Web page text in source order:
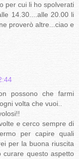
per cui li ho spolverati
14.30....alle 20.00 li
proverò altre...ciao e
possono che farmi
volta che vuoi..
e cerco sempre di
per capire quali
per la buona riuscita
curare questo aspetto